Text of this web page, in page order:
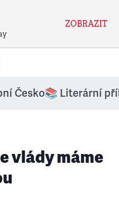
ZOBRAZIT
Česko📚 Literární
vlády máme